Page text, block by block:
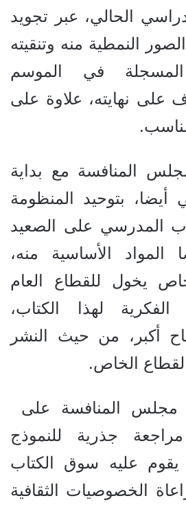
الحالي، عبر تجويد
النمطية منه وتنقيته
في الموسم
على نهايته، علاوة على
المنافسة مع بداية
أيضا، بتوحيد المنظومة
المدرسي على الصعيد
الأساسية منه،
يخول للقطاع العام
لهذا الكتاب،
أكبر، من حيث النشر
الخاص.
مجلس المنافسة على
جذرية للنموذج
يقوم عليه سوق الكتاب
الخصوصيات الثقافية